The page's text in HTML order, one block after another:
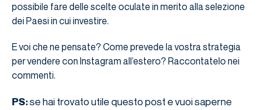
possibile fare delle scelte oculate in merito alla selezione
dei Paesi in cui investire.
E voi che ne pensate? Come prevede la vostra strategia
per vendere con Instagram all’estero? Raccontatelo nei
commenti.
PS:se hai trovato utile questo post e vuoi saperne